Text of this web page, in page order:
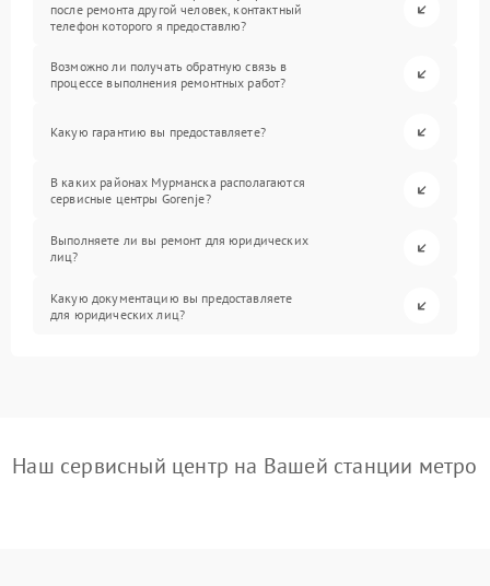
после ремонта другой человек, контактный
телефон которого я предоставлю?
Возможно ли получать обратную связь в
процессе выполнения ремонтных работ?
Какую гарантию вы предоставляете?
В каких районах Мурманска располагаются
сервисные центры Gorenje?
Выполняете ли вы ремонт для юридических
лиц?
Какую документацию вы предоставляете
для юридических лиц?
Наш сервисный центр на Вашей станции метро